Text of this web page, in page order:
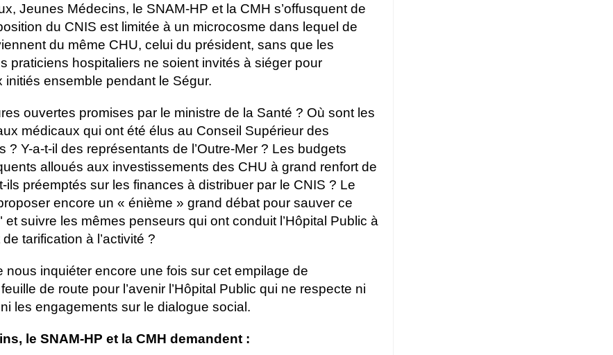
Jeunes Médecins, le SNAM-HP et la CMH s’offusquent de
du CNIS est limitée à un microcosme dans lequel de
du même CHU, celui du président, sans que les
praticiens hospitaliers ne soient invités à siéger pour
initiés ensemble pendant le Ségur.
ouvertes promises par le ministre de la Santé ? Où sont les
médicaux qui ont été élus au Conseil Supérieur des
? Y-a-t-il des représentants de l’Outre-Mer ? Les budgets
alloués aux investissements des CHU à grand renfort de
ils préemptés sur les finances à distribuer par le CNIS ? Le
encore un « énième » grand débat pour sauver ce
suivre les mêmes penseurs qui ont conduit l’Hôpital Public à
tarification à l’activité ?
nous inquiéter encore une fois sur cet empilage de
de route pour l’avenir l’Hôpital Public qui ne respecte ni
les engagements sur le dialogue social.
le SNAM-HP et la CMH demandent :